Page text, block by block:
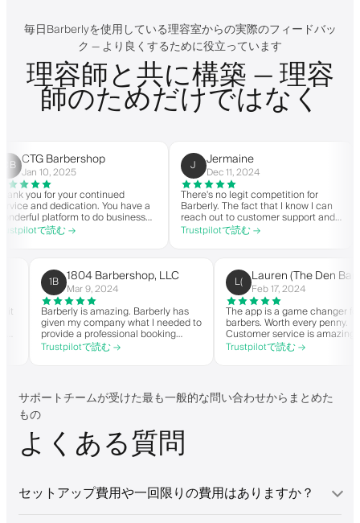
毎日Barberlyを使用している理容室からの実際のフィードバッ
ク — より良くするために役立っています
理容師と共に構築 — 理容
師のためだけではなく
CTG Barbershop
Jan 10, 2025
you for your continued
and dedication. You have a
platform to do business
spirit. Thank you from
で読む →
Jermaine
Dec 11, 2024
There's no legit competition for
Barberly. The fact that I know I can
reach out to customer support and
actually get help is a major reason I
stay. Barberly provides a ton of
Trustpilotで読む →
it
1B 1804 Barbershop, LLC
Mar 9, 2024
Barberly is amazing. Barberly has
given my company what I needed to
provide a professional booking
experience for my clients. Their
team has been exceptional,
Trustpilotで読む →
L( Lauren (The Den
Feb 17, 2024
The app is a game
barbers. Worth every
Customer service is
helps with everything or
they need. Definitely
Trustpilotで読む →
サポートチームが受けた最も一般的な問い合わせからまとめた
もの
よくある質問
セットアップ費用や一回限りの費用はありますか？